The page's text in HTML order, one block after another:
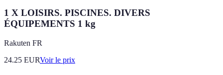
1 X LOISIRS. PISCINES. DIVERS
ÉQUIPEMENTS 1 kg
Rakuten FR
24.25 EURVoir le prix